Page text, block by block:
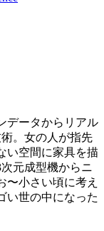
データからリアル
。女の人が指先
い空間に家具を描
元成型機からニ
〜小さい頃に考え
い世の中になった